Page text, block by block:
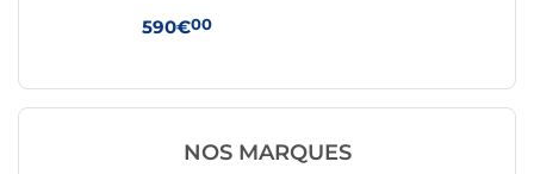
590€00
NOS MARQUES